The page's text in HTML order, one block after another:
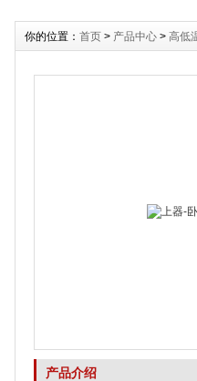
你的位置： 首页 > 产品中心 > 高低
产品介绍